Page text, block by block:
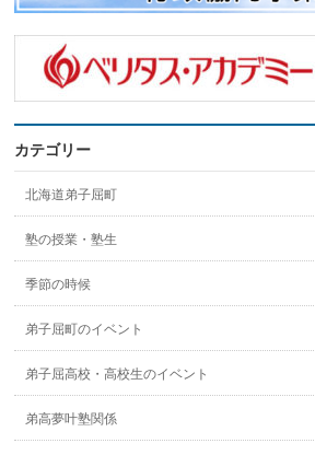
カテゴリー
北海道弟子屈町
塾の授業・塾生
季節の時候
弟子屈町のイベント
弟子屈高校・高校生のイベント
弟高夢叶塾関係